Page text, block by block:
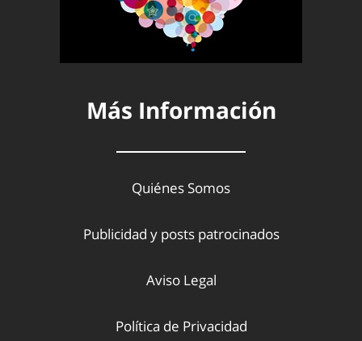
Más Información
Quiénes Somos
Publicidad y posts patrocinados
Aviso Legal
Política de Privacidad